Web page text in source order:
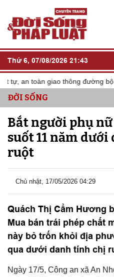
Thứ 6, 07/08/2026 21:43
an toàn giao thông đường bộ
ĐỜI SỐNG
Bắt người phụ
suốt 11 năm
ruột
Chủ nhật, 17/05/2026 04:29
Quách Thị Cẩm Hương
Mua bán trái phép chất
này bỏ trốn khỏi địa
qua dưới danh tính chị
Ngày 17/5, Công an xã An